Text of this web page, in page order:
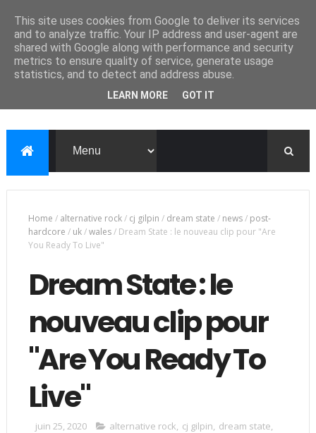
Home / alternative rock/ cj gilpin / dream state / news/ post-
hardcore / uk/wales/ Dream State : le nouveau clip pour "Are
You Ready To Live"
Dream State : le
nouveau clip pour
"Are You Ready To
Live"
juin 25, 2020 alternative rock, cj gilpin, dream state,
This site uses cookies from Google to deliver its services
and to analyze traffic. Your IP address and user-agent are
shared with Google along with performance and security
metrics to ensure quality of service, generate usage
statistics, and to detect and address abuse.
LEARN MORE GOT IT